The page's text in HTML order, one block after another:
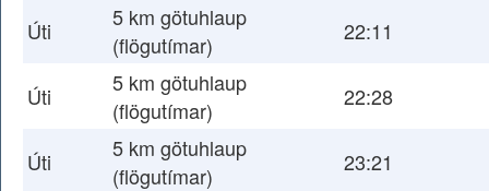
Úti
5 km götuhlaup
(flögutímar)
22:11
Úti
5 km götuhlaup
(flögutímar)
22:28
Úti
5 km götuhlaup
(flögutímar)
23:21